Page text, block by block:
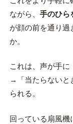
ながら、 手のひら
が顔の前を通り過
か。
これは、声が手
→「当たらないと
られる。
回っている扇風機